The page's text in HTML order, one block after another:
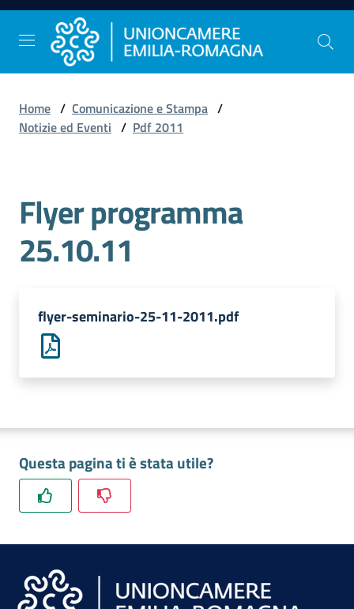
Vai al contenuto
Vai alla navigazione
Vai al footer
Comunicazione
Studi
e
Statistica
Orientamento
Promozione
Innovazione
delle
Imprese
Home / Comunicazione e Stampa /
Notizie ed Eventi / Pdf 2011
Flyer programma
25.10.11
flyer-seminario-25-11-2011.pdf
Questa pagina ti è stata utile?